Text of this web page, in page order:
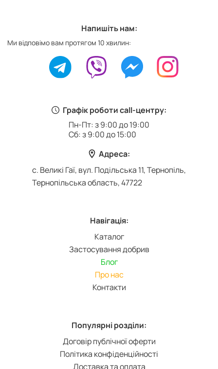
Графік роботи call-центру:
Пн-Пт: з 9:00 до 19:00
Сб: з 9:00 до 15:00
Адреса:
с. Великі Гаї, вул. Подільська 11, Тернопіль,
Тернопільська область, 47722
Навігація:
Каталог
Застосування добрив
Блог
Про нас
Контакти
Популярні розділи:
Договір публічної оферти
Політика конфіденційності
Доставка та оплата
Напишіть нам:
Ми відповімо вам протягом 10 хвилин: